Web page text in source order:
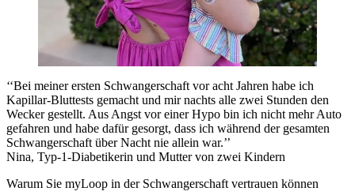
‘‘Bei meiner ersten Schwangerschaft vor acht Jahren habe ich
Kapillar-Bluttests gemacht und mir nachts alle zwei Stunden den
Wecker gestellt. Aus Angst vor einer Hypo bin ich nicht mehr Auto
gefahren und habe dafür gesorgt, dass ich während der gesamten
Schwangerschaft über Nacht nie allein war.’’
Nina, Typ-1-Diabetikerin und Mutter von zwei Kindern
Warum Sie myLoop in der Schwangerschaft vertrauen können